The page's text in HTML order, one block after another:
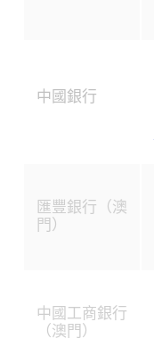
中國銀行
匯豐銀行（澳
門）
中國工商銀行
（澳門）